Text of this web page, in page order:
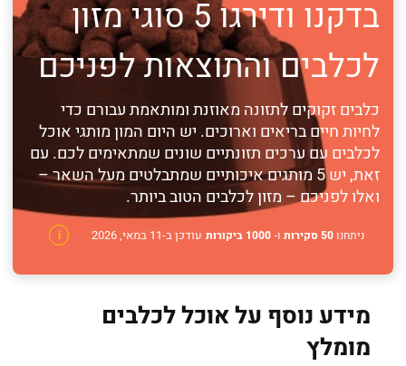
בדקנו ודירגו 5 סוגי מזון
לכלבים והתוצאות לפניכם
כלבים זקוקים לתזונה מאוזנת ומותאמת עבורם כדי
לחיות חיים בריאים וארוכים. יש היום המון מותגי אוכל
לכלבים עם ערכים תזונתיים שונים שמתאימים לכם. עם
זאת, יש 5 מותגים איכותיים שמתבלטים מעל השאר –
ואלו לפניכם – מזון לכלבים הטוב ביותר.
ניתחנו50 סקירות ו- 1000 ביקורות i עודכן ב-11 במאי, 2026
מידע נוסף על אוכל לכלבים
מומלץ